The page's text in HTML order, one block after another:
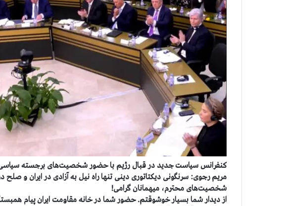
کنفرانس سیاست جدید در قبال رژیم با حضور شخصیت‌های برجسته
مریم رجوی: سرنگونی دیکتاتوری دینی تنها راه نیل به آزادی در ایران و صلح
شخصیت‌های محترم، میهمانان گرامی!
از دیدار شما بسیار خوشوقتم. حضور شما در خانه مقاومت ایران پیام